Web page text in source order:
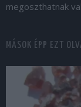
megoszthatnak
MÁSOK ÉPP EZT